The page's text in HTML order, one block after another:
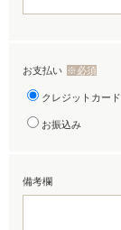
お支払い ※必須
クレジットカード
お振込み
備考欄